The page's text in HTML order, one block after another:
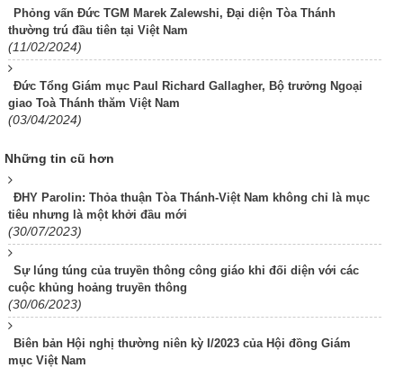
Phỏng vấn Đức TGM Marek Zalewshi, Đại diện Tòa Thánh
thường trú đầu tiên tại Việt Nam
(11/02/2024)
Đức Tổng Giám mục Paul Richard Gallagher, Bộ trưởng Ngoại
giao Toà Thánh thăm Việt Nam
(03/04/2024)
Những tin cũ hơn
ĐHY Parolin: Thỏa thuận Tòa Thánh-Việt Nam không chỉ là mục
tiêu nhưng là một khởi đầu mới
(30/07/2023)
Sự lúng túng của truyền thông công giáo khi đối diện với các
cuộc khủng hoảng truyền thông
(30/06/2023)
Biên bản Hội nghị thường niên kỳ I/2023 của Hội đồng Giám
mục Việt Nam